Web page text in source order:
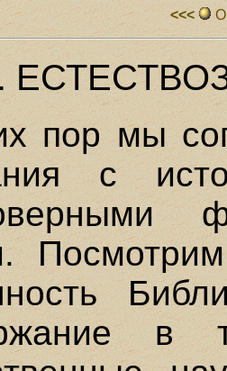
<<<
пор мы
с
в